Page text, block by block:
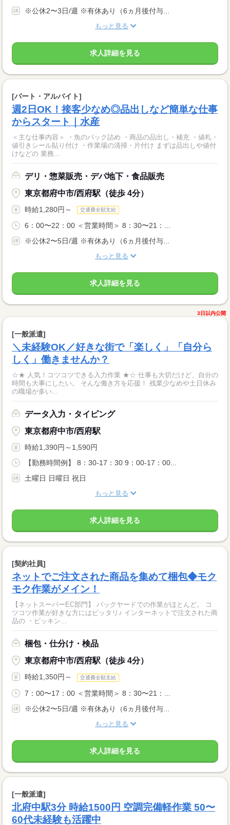
※公休2〜3日/週 ※有休あり（6ヵ月後付与...
もっと見る
求人詳細を見る
[パート・アルバイト]
週2日OK！接客少なめ◎品出しなど簡単な仕事
からスタート｜水産
＜主な仕事内容＞ ・魚のパック詰め ・商品の品出し・補充 ・値札・
値引きシール貼り付け ・作業場の清掃・片付け まずは品出しや値付
けなどの 業務...
デリ・惣菜販売・デパ地下・食品販売
東京都府中市/西府駅（徒歩 4分）
時給1,280円～ 交通費全額支給
6：00〜22：00 ＜営業時間＞ 8：30〜21：...
※公休2〜5日/週 ※有休あり（6ヵ月後付与...
もっと見る
求人詳細を見る
3日以内公開
[一般派遣]
＼未経験OK／好きな街で「楽しく」「自分ら
しく」働きませんか？
☆★ 人気！コツコツできる入力作業 ★☆ 仕事も大切だけど、自分の
時間も大事にしたい。 そんな働き方を応援！ 残業少なめや土日休み
の職場が多い...
データ入力・タイピング
東京都府中市/西府駅
時給1,390円～1,590円
【勤務時間例】 8：30-17：30 9：00-17：00...
土曜日 日曜日 祝日
もっと見る
求人詳細を見る
[契約社員]
ネットでご注文された商品を集めて梱包◆モク
モク作業がメイン！
【ネットスーパーEC部門】 バックヤードでの作業がほとんど。 コ
ツコツ作業が好きな方にはピッタリ♪ インターネットで注文された商
品の ・ピッキン...
梱包・仕分け・検品
東京都府中市/西府駅（徒歩 4分）
時給1,350円～ 交通費全額支給
7：00〜17：00 ＜営業時間＞ 8：30〜21：...
※公休2〜5日/週 ※有休あり（6ヵ月後付与...
もっと見る
求人詳細を見る
[一般派遣]
北府中駅3分 時給1500円 空調完備軽作業 50〜
60代未経験も活躍中